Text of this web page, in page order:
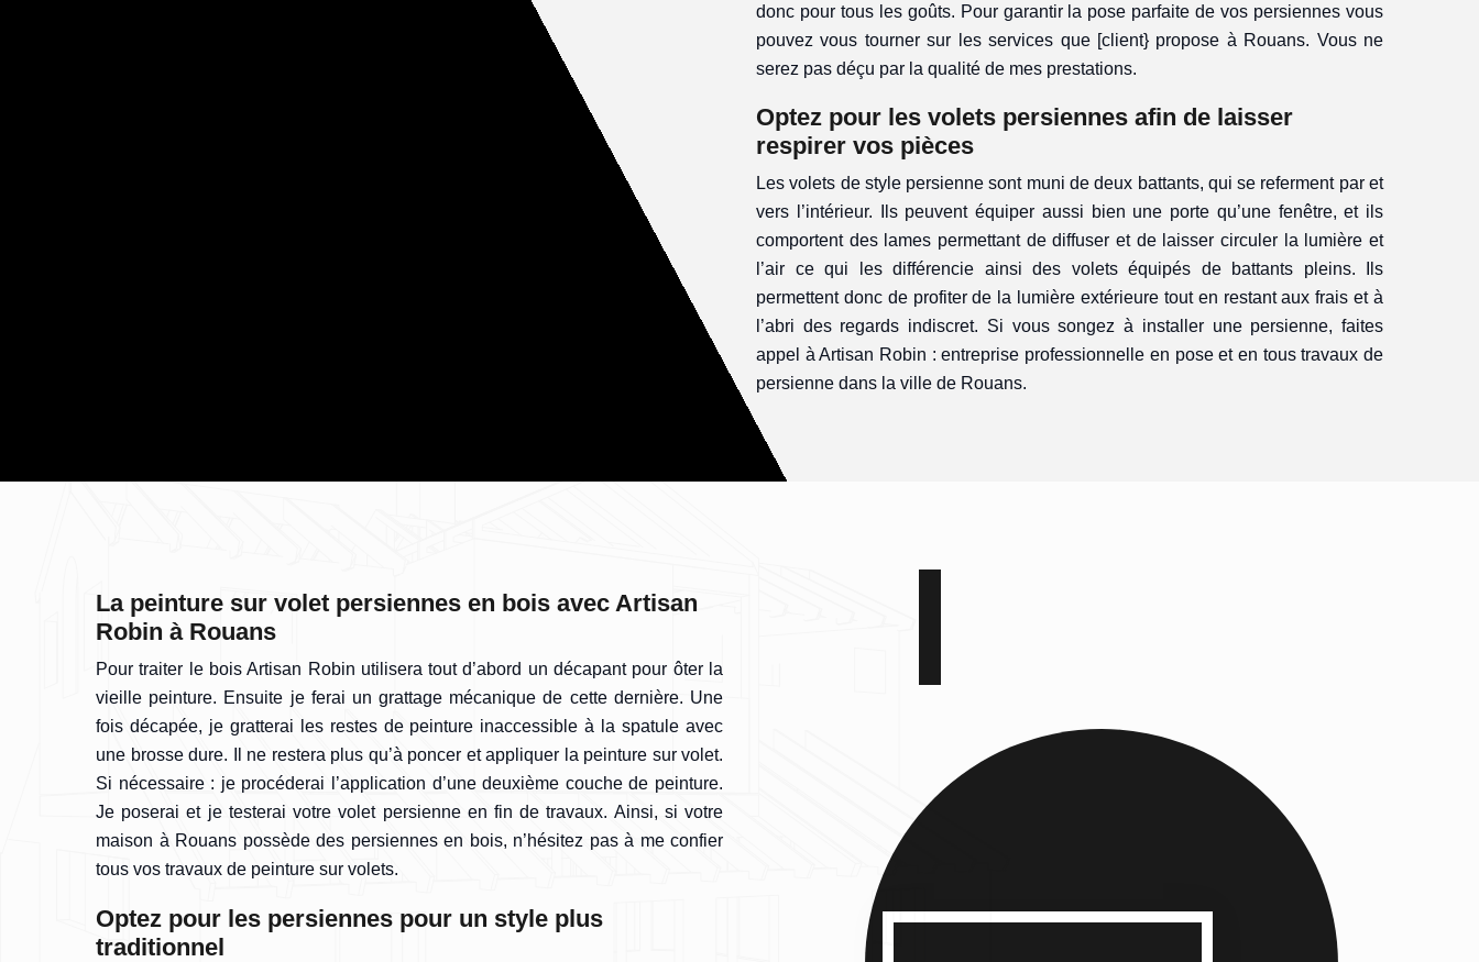
donc pour tous les goûts. Pour garantir la pose parfaite de vos persiennes vous
pouvez vous tourner sur les services que [client} propose à Rouans. Vous ne
serez pas déçu par la qualité de mes prestations.
Optez pour les volets persiennes afin de laisser
respirer vos pièces
Les volets de style persienne sont muni de deux battants, qui se referment par et
vers l’intérieur. Ils peuvent équiper aussi bien une porte qu’une fenêtre, et ils
comportent des lames permettant de diffuser et de laisser circuler la lumière et
l’air ce qui les différencie ainsi des volets équipés de battants pleins. Ils
permettent donc de profiter de la lumière extérieure tout en restant aux frais et à
l’abri des regards indiscret. Si vous songez à installer une persienne, faites
appel à Artisan Robin : entreprise professionnelle en pose et en tous travaux de
persienne dans la ville de Rouans.
La peinture sur volet persiennes en bois avec Artisan
Robin à Rouans
Pour traiter le bois Artisan Robin utilisera tout d’abord un décapant pour ôter la
vieille peinture. Ensuite je ferai un grattage mécanique de cette dernière. Une
fois décapée, je gratterai les restes de peinture inaccessible à la spatule avec
une brosse dure. Il ne restera plus qu’à poncer et appliquer la peinture sur volet.
Si nécessaire : je procéderai l’application d’une deuxième couche de peinture.
Je poserai et je testerai votre volet persienne en fin de travaux. Ainsi, si votre
maison à Rouans possède des persiennes en bois, n’hésitez pas à me confier
tous vos travaux de peinture sur volets.
Optez pour les persiennes pour un style plus
traditionnel